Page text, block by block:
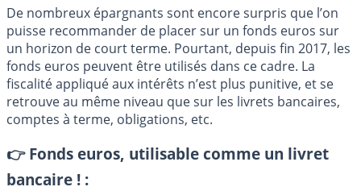
De nombreux épargnants sont encore surpris que l’on
puisse recommander de placer sur un fonds euros sur
un horizon de court terme. Pourtant, depuis fin 2017, les
fonds euros peuvent être utilisés dans ce cadre. La
fiscalité appliqué aux intérêts n’est plus punitive, et se
retrouve au même niveau que sur les livrets bancaires,
comptes à terme, obligations, etc.
👉 Fonds euros, utilisable comme un livret
bancaire ! :